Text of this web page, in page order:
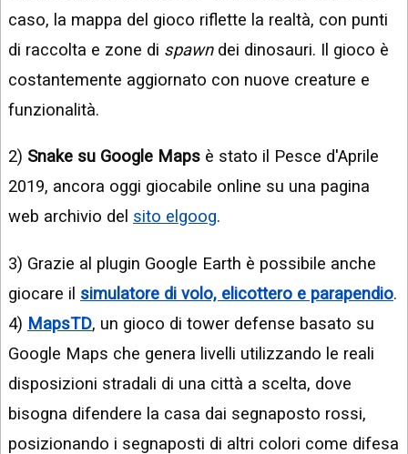
caso, la mappa del gioco riflette la realtà, con punti
di raccolta e zone di spawndei dinosauri. Il gioco è
costantemente aggiornato con nuove creature e
funzionalità.
2) Snake su Google Maps è stato il Pesce d'Aprile
2019, ancora oggi giocabile online su una pagina
web archivio del sito elgoog.
3) Grazie al plugin Google Earth è possibile anche
giocare il simulatore di volo, elicottero e parapendio.
4) MapsTD, un gioco di tower defense basato su
Google Maps che genera livelli utilizzando le reali
disposizioni stradali di una città a scelta, dove
bisogna difendere la casa dai segnaposto rossi,
posizionando i segnaposti di altri colori come difesa